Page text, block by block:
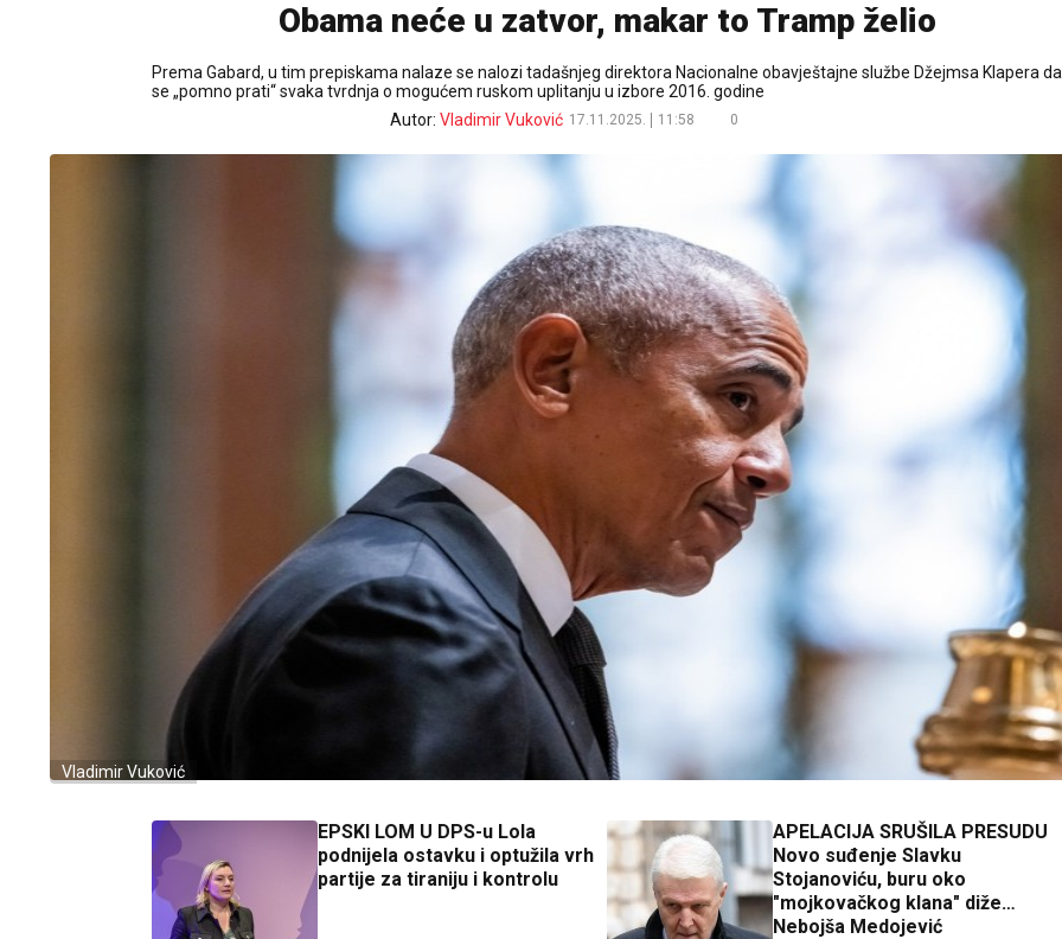
Obama neće u zatvor, makar to Tramp želio
Prema Gabard, u tim prepiskama nalaze se nalozi tadašnjeg direktora Nacionalne obavještajne službe Džejmsa Klapera da
se „pomno prati“ svaka tvrdnja o mogućem ruskom uplitanju u izbore 2016. godine
Autor: Vladimir Vuković 17.11.2025. 11:58 0
Vladimir Vuković
EPSKI LOM U DPS-u Lola
podnijela ostavku i optužila vrh
partije za tiraniju i kontrolu
APELACIJA SRUŠILA PRESUDU
Novo suđenje Slavku
Stojanoviću, buru oko
"mojkovačkog klana" diže
Nebojša Medojević